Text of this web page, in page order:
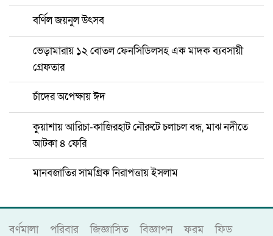
বর্ণিল জয়নুল উৎসব
ভেড়ামারায় ১২ বোতল ফেনসিডিলসহ এক মাদক ব্যবসায়ী
গ্রেফতার
চাঁদের অপেক্ষায় ঈদ
কুয়াশায় আরিচা-কাজিরহাট নৌরুটে চলাচল বন্ধ, মাঝ নদীতে
আটকা ৪ ফেরি
মানবজাতির সামগ্রিক নিরাপত্তায় ইসলাম
বর্ণমালা পরিবার জিজ্ঞাসিত বিজ্ঞাপন ফরম
ফিড